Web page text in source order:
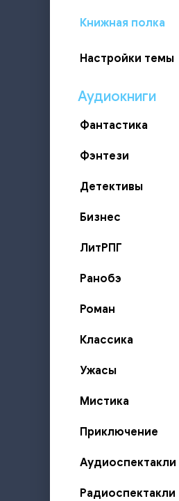
Книжная полка
Настройки темы
Аудиокниги
Фантастика
Фэнтези
Детективы
Бизнес
ЛитРПГ
Ранобэ
Роман
Классика
Ужасы
Мистика
Приключение
Аудиоспектакли
Радиоспектакли